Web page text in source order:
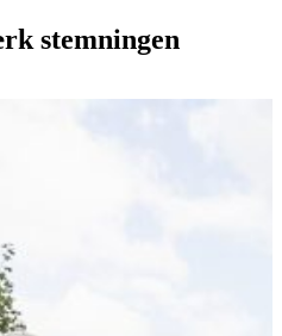
stemningen